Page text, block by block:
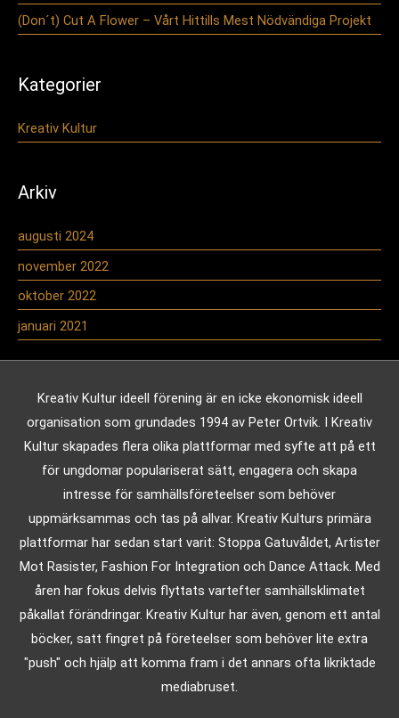
(Don´t) Cut A Flower – Vårt Hittills Mest Nödvändiga Projekt
Kategorier
Kreativ Kultur
Arkiv
augusti 2024
november 2022
oktober 2022
januari 2021
Kreativ Kultur ideell förening är en icke ekonomisk ideell
organisation som grundades 1994 av Peter Ortvik. I Kreativ
Kultur skapades flera olika plattformar med syfte att på ett
för ungdomar populariserat sätt, engagera och skapa
intresse för samhällsföreteelser som behöver
uppmärksammas och tas på allvar. Kreativ Kulturs primära
plattformar har sedan start varit: Stoppa Gatuvåldet, Artister
Mot Rasister, Fashion For Integration och Dance Attack. Med
åren har fokus delvis flyttats vartefter samhällsklimatet
påkallat förändringar. Kreativ Kultur har även, genom ett antal
böcker, satt fingret på företeelser som behöver lite extra
"push" och hjälp att komma fram i det annars ofta likriktade
mediabruset.